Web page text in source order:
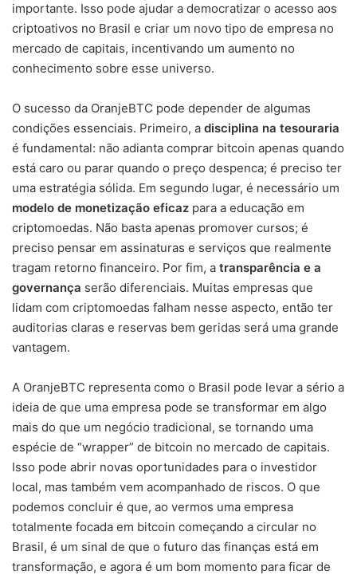
importante. Isso pode ajudar a democratizar o acesso aos
criptoativos no Brasil e criar um novo tipo de empresa no
mercado de capitais, incentivando um aumento no
conhecimento sobre esse universo.
O sucesso da OranjeBTC pode depender de algumas
condições essenciais. Primeiro, a disciplina na tesouraria
é fundamental: não adianta comprar bitcoin apenas quando
está caro ou parar quando o preço despenca; é preciso ter
uma estratégia sólida. Em segundo lugar, é necessário um
modelo de monetização eficaz para a educação em
criptomoedas. Não basta apenas promover cursos; é
preciso pensar em assinaturas e serviços que realmente
tragam retorno financeiro. Por fim, a transparência e a
governança serão diferenciais. Muitas empresas que
lidam com criptomoedas falham nesse aspecto, então ter
auditorias claras e reservas bem geridas será uma grande
vantagem.
A OranjeBTC representa como o Brasil pode levar a sério a
ideia de que uma empresa pode se transformar em algo
mais do que um negócio tradicional, se tornando uma
espécie de “wrapper” de bitcoin no mercado de capitais.
Isso pode abrir novas oportunidades para o investidor
local, mas também vem acompanhado de riscos. O que
podemos concluir é que, ao vermos uma empresa
totalmente focada em bitcoin começando a circular no
Brasil, é um sinal de que o futuro das finanças está em
transformação, e agora é um bom momento para ficar de